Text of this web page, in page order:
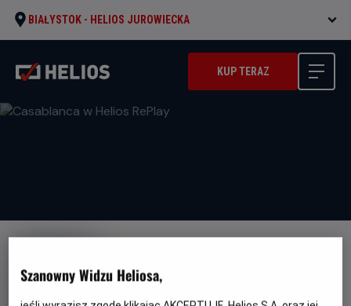
BIAŁYSTOK - HELIOS JUROWIECKA
KUP TERAZ
Szanowny Widzu Heliosa,